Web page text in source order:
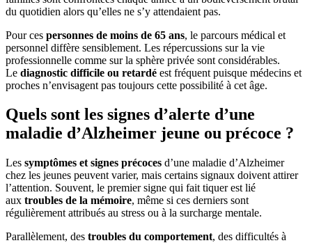
du quotidien alors qu’elles ne s’y attendaient pas.
Pour ces personnes de moins de 65 ans, le parcours médical et
personnel diffère sensiblement. Les répercussions sur la vie
professionnelle comme sur la sphère privée sont considérables.
Le diagnostic difficile ou retardé est fréquent puisque médecins et
proches n’envisagent pas toujours cette possibilité à cet âge.
Quels sont les signes d’alerte d’une
maladie d’Alzheimer jeune ou précoce ?
Les symptômes et signes précoces d’une maladie d’Alzheimer
chez les jeunes peuvent varier, mais certains signaux doivent attirer
l’attention. Souvent, le premier signe qui fait tiquer est lié
aux troubles de la mémoire, même si ces derniers sont
régulièrement attribués au stress ou à la surcharge mentale.
Parallèlement, des troubles du comportement, des difficultés à